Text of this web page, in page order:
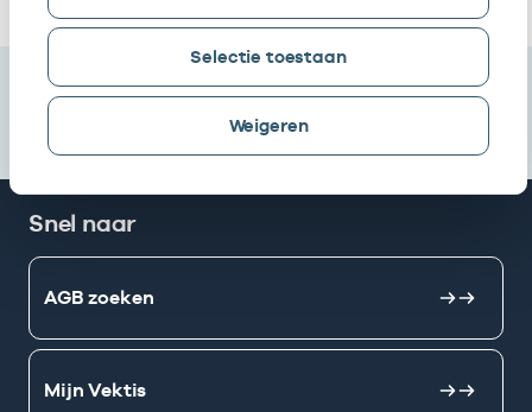
Selectie toestaan
Weigeren
Snel naar
AGB zoeken
Mijn Vektis